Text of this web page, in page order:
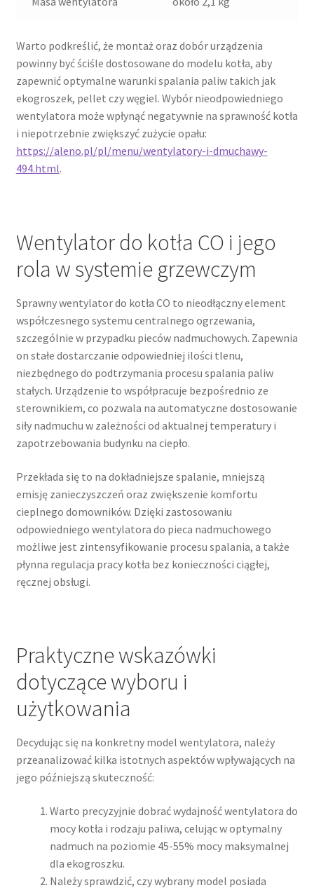
Warto podkreślić, że montaż oraz dobór urządzenia
powinny być ściśle dostosowane do modelu kotła, aby
zapewnić optymalne warunki spalania paliw takich jak
ekogroszek, pellet czy węgiel. Wybór nieodpowiedniego
wentylatora może wpłynąć negatywnie na sprawność kotła
i niepotrzebnie zwiększyć zużycie opału:
https://aleno.pl/pl/menu/wentylatory-i-dmuchawy-
494.html.
Wentylator do kotła CO i jego
rola w systemie grzewczym
Sprawny wentylator do kotła CO to nieodłączny element
współczesnego systemu centralnego ogrzewania,
szczególnie w przypadku pieców nadmuchowych. Zapewnia
on stałe dostarczanie odpowiedniej ilości tlenu,
niezbędnego do podtrzymania procesu spalania paliw
stałych. Urządzenie to współpracuje bezpośrednio ze
sterownikiem, co pozwala na automatyczne dostosowanie
siły nadmuchu w zależności od aktualnej temperatury i
zapotrzebowania budynku na ciepło.
Przekłada się to na dokładniejsze spalanie, mniejszą
emisję zanieczyszczeń oraz zwiększenie komfortu
cieplnego domowników. Dzięki zastosowaniu
odpowiedniego wentylatora do pieca nadmuchowego
możliwe jest zintensyfikowanie procesu spalania, a także
płynna regulacja pracy kotła bez konieczności ciągłej,
ręcznej obsługi.
Praktyczne wskazówki
dotyczące wyboru i
użytkowania
Decydując się na konkretny model wentylatora, należy
przeanalizować kilka istotnych aspektów wpływających na
jego późniejszą skuteczność:
Warto precyzyjnie dobrać wydajność wentylatora do
mocy kotła i rodzaju paliwa, celując w optymalny
nadmuch na poziomie 45-55% mocy maksymalnej
dla ekogroszku.
Należy sprawdzić, czy wybrany model posiada